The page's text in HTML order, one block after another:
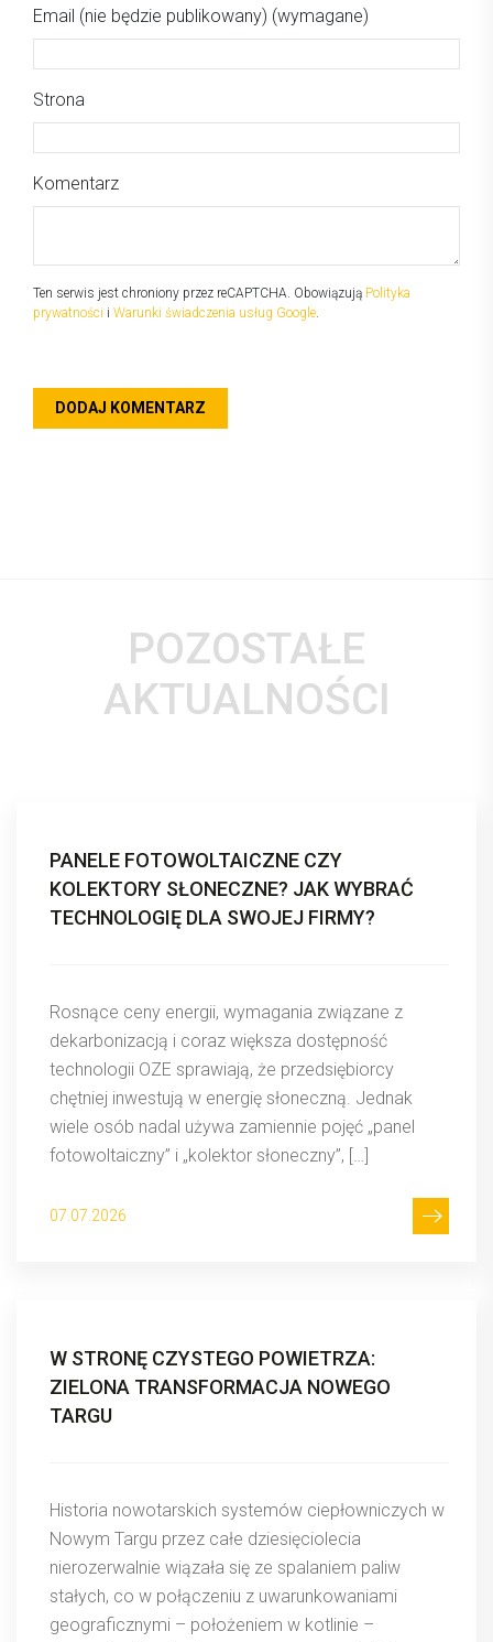
Email (nie będzie publikowany) (wymagane)
Strona
Komentarz
Ten serwis jest chroniony przez reCAPTCHA. Obowiązują Polityka
prywatności i Warunki świadczenia usług Google.
POZOSTAŁE
AKTUALNOŚCI
PANELE FOTOWOLTAICZNE CZY
KOLEKTORY SŁONECZNE? JAK WYBRAĆ
TECHNOLOGIĘ DLA SWOJEJ FIRMY?
Rosnące ceny energii, wymagania związane z
dekarbonizacją i coraz większa dostępność
technologii OZE sprawiają, że przedsiębiorcy
chętniej inwestują w energię słoneczną. Jednak
wiele osób nadal używa zamiennie pojęć „panel
fotowoltaiczny” i „kolektor słoneczny”, […]
07.07.2026
W STRONĘ CZYSTEGO POWIETRZA:
ZIELONA TRANSFORMACJA NOWEGO
TARGU
Historia nowotarskich systemów ciepłowniczych w
Nowym Targu przez całe dziesięciolecia
nierozerwalnie wiązała się ze spalaniem paliw
stałych, co w połączeniu z uwarunkowaniami
geograficznymi – położeniem w kotlinie –